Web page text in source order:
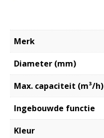
Merk
Diameter (mm)
Max. capaciteit (m³/h)
Ingebouwde functie
Kleur